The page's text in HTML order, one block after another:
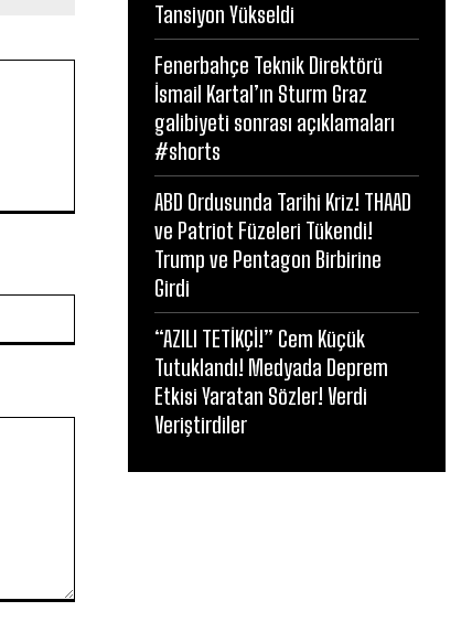
Tansiyon Yükseldi
Fenerbahçe Teknik Direktörü
İsmail Kartal’ın Sturm Graz
galibiyeti sonrası açıklamaları
#shorts
ABD Ordusunda Tarihi Kriz! THAAD
ve Patriot Füzeleri Tükendi!
Trump ve Pentagon Birbirine
Girdi
“AZILI TETİKÇİ!” Cem Küçük
Tutuklandı! Medyada Deprem
Etkisi Yaratan Sözler! Verdi
Veriştirdiler